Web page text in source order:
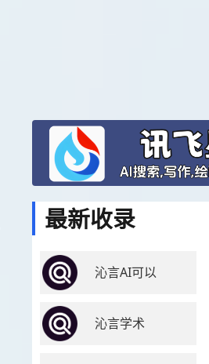
最新收录
沁言AI可以
沁言学术